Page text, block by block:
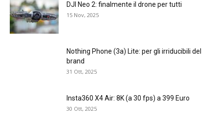
DJI Neo 2: finalmente il drone per tutti
15 Nov, 2025
Nothing Phone (3a) Lite: per gli irriducibili del
brand
31 Ott, 2025
Insta360 X4 Air: 8K (a 30 fps) a 399 Euro
30 Ott, 2025